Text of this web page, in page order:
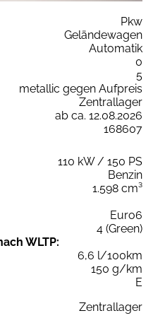
Pkw
Geländewagen
Automatik
0
5
metallic gegen Aufpreis
Zentrallager
ab ca. 12.08.2026
168607
110 kW / 150 PS
Benzin
1.598 cm³
Euro6
4 (Green)
WLTP:
6,6 l/100km
150 g/km
E
Zentrallager